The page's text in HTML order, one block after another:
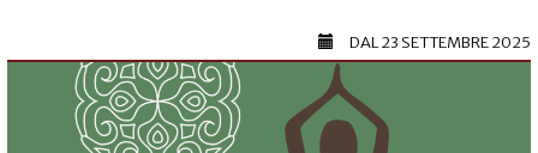
DAL23 SETTEMBRE 2025